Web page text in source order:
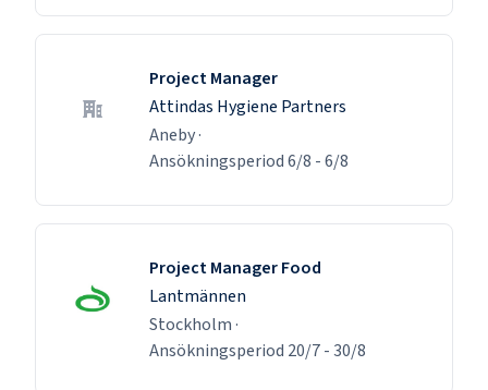
Project Manager
Attindas Hygiene Partners
Aneby·
Ansökningsperiod6/8 -6/8
Project Manager Food
Lantmännen
Stockholm ·
Ansökningsperiod 20/7-30/8